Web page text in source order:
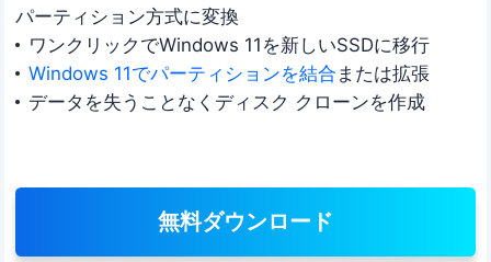
パーティション方式に変換
ワンクリックでWindows 11を新しいSSDに移行
Windows 11でパーティションを結合 または拡張
データを失うことなくディスク クローンを作成
無料ダウンロード